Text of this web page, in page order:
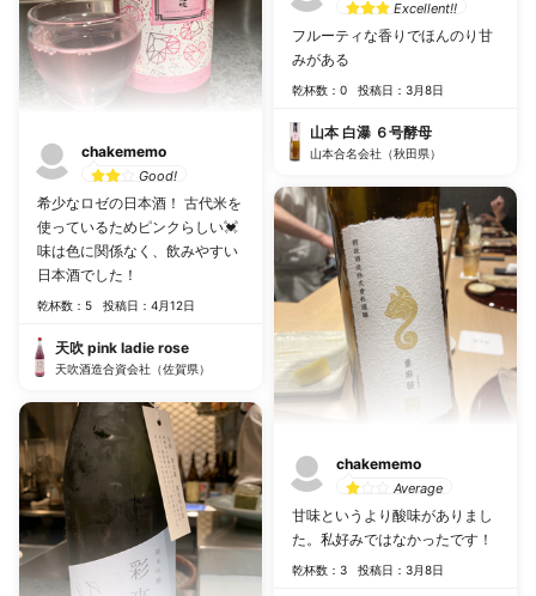
chakememo
Good!
希少なロゼの日本酒！ 古代米を
使っているためピンクらしい💓
味は色に関係なく、飲みやすい
日本酒でした！
乾杯数：5 投稿日：4月12日
天吹 pink ladie rose
天吹酒造合資会社（佐賀県）
Excellent!!
フルーティな香りでほんのり甘
みがある
乾杯数：0 投稿日：3月8日
山本 白瀑 ６号酵母
山本合名会社（秋田県）
chakememo
Average
甘味というより酸味がありまし
た。私好みではなかったです！
乾杯数：3 投稿日：3月8日